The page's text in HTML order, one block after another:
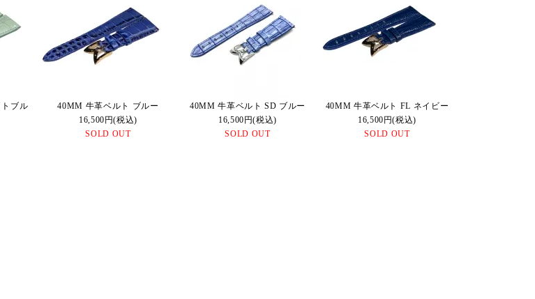
ブル
40MM 牛革ベルト ブルー
16,500円(税込)
SOLD OUT
40MM 牛革ベルト SD ブルー
16,500円(税込)
SOLD OUT
40MM 牛革ベルト FL ネイビー
16,500円(税込)
SOLD OUT